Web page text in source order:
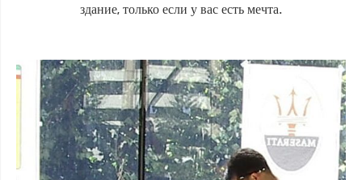
здание, только если у вас есть мечта.